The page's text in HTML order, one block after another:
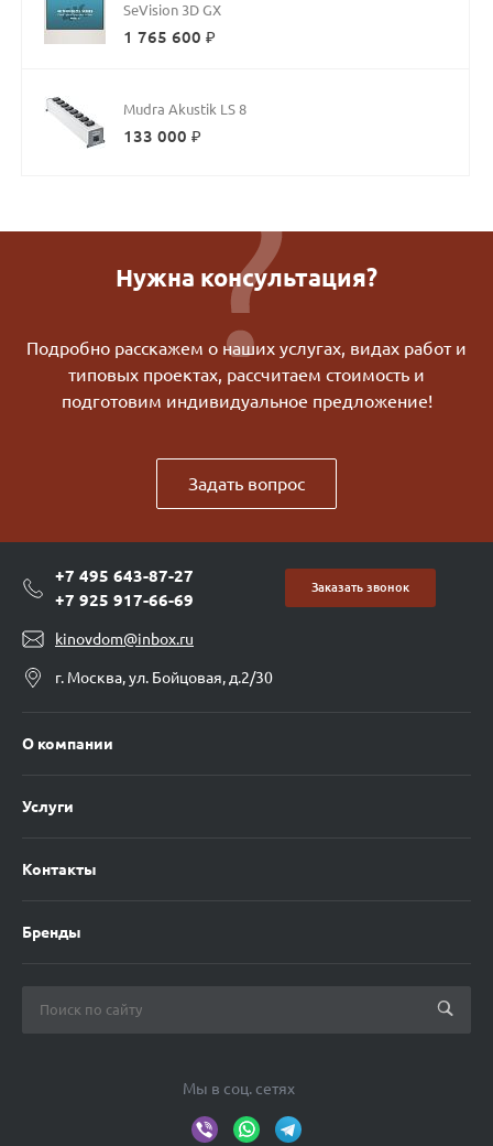
SeVision 3D GX
1 765 600 ₽
Mudra Akustik LS 8
133 000 ₽
Нужна консультация?
Подробно расскажем о наших услугах, видах работ и
типовых проектах, рассчитаем стоимость и
подготовим индивидуальное предложение!
Задать вопрос
+7 495 643-87-27
+7 925 917-66-69
Заказать звонок
kinovdom@inbox.ru
г. Москва, ул. Бойцовая, д.2/30
О компании
Услуги
Контакты
Бренды
Мы в соц. сетях